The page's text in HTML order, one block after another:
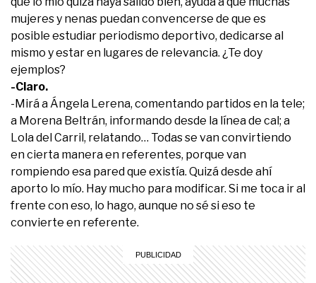
mujeres y nenas puedan convencerse de que es
posible estudiar periodismo deportivo, dedicarse al
mismo y estar en lugares de relevancia. ¿Te doy
ejemplos?
-Claro.
-Mirá a Ángela Lerena, comentando partidos en la tele;
a Morena Beltrán, informando desde la línea de cal; a
Lola del Carril, relatando… Todas se van convirtiendo
en cierta manera en referentes, porque van
rompiendo esa pared que existía. Quizá desde ahí
aporto lo mío. Hay mucho para modificar. Si me toca ir al
frente con eso, lo hago, aunque no sé si eso te
convierte en referente.